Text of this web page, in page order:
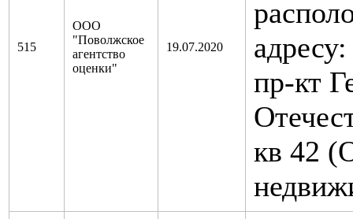
515
ООО
"Поволжское
агентство
оценки"
19.07.2020
пр-кт
кв 42